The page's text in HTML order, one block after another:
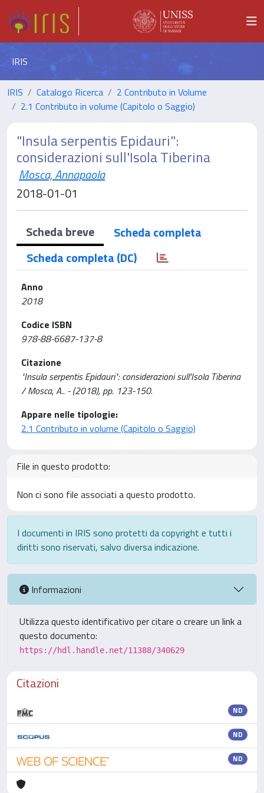
IRIS
IRIS Catalogo Ricerca
2 Contributo in Volume
2.1 Contributo in volume (Capitolo o Saggio)
"Insula serpentis Epidauri":
considerazioni sull'Isola Tiberina
Mosca, Annapaola
2018-01-01
Scheda breve
Scheda completa
Scheda completa (DC)
Anno
2018
Codice ISBN
978-88-6687-137-8
Citazione
"Insula serpentis Epidauri": considerazioni sull'Isola Tiberina
/ Mosca, A.. - (2018), pp. 123-150.
Appare nelle tipologie:
2.1 Contributo in volume (Capitolo o Saggio)
File in questo prodotto:
Non ci sono file associati a questo prodotto.
I documenti in IRIS sono protetti da copyright e tutti i
diritti sono riservati, salvo diversa indicazione.
Informazioni
Utilizza questo identificativo per citare o creare un link a
questo documento:
https://hdl.handle.net/11388/340629
Citazioni
ND
ND
ND